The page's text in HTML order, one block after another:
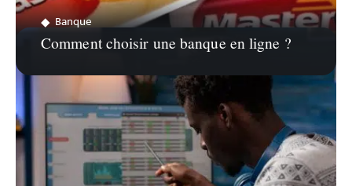
Banque
Comment choisir une banque en ligne ?